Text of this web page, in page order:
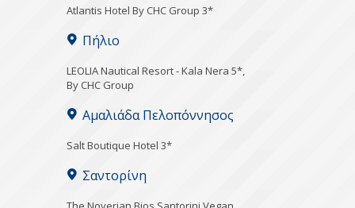
Atlantis Hotel By CHC Group 3*
Πήλιο
LEOLIA Nautical Resort - Kala Nera 5*,
By CHC Group
Αμαλιάδα Πελοπόννησος
Salt Boutique Hotel 3*
Σαντορίνη